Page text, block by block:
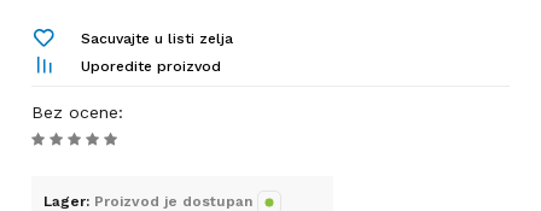
Sacuvajte u listi zelja
Uporedite proizvod
Bez ocene:
Lager: Proizvod je dostupan